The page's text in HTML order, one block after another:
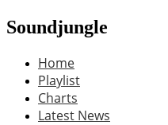
Soundjungle
Home
Playlist
Charts
Latest News